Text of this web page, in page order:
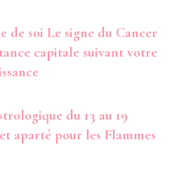
de soi Le signe du Cancer
capitale suivant votre
du 13 au 19
aparté pour les Flammes